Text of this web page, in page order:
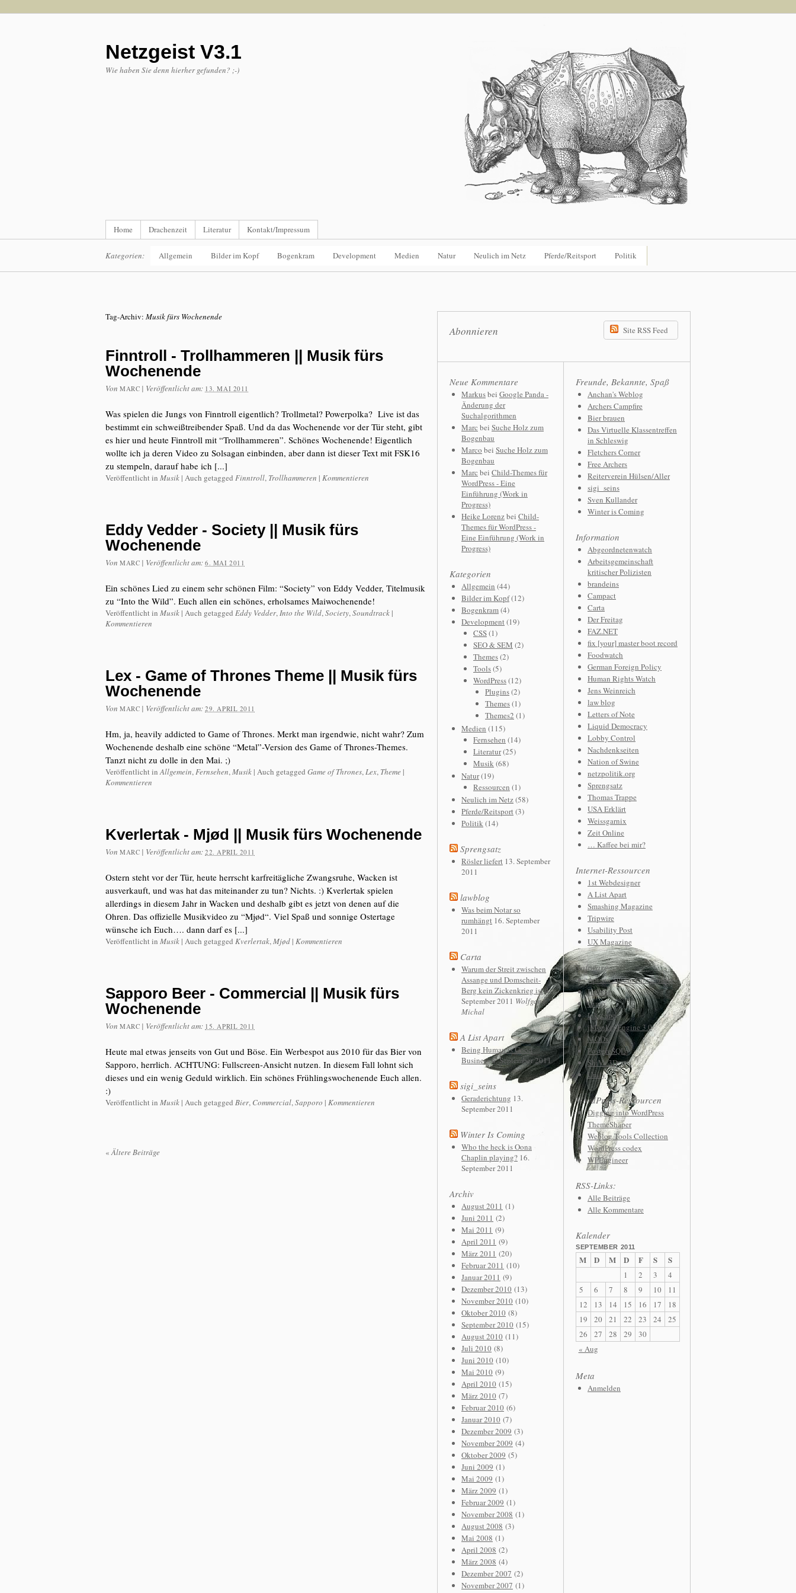
Netzgeist V3.1
Wie haben Sie denn hierher gefunden? ;-)
Home Drachenzeit Literatur Kontakt/Impressum
Kategorien: Allgemein Bilder im Kopf Bogenkram Development Medien Natur Neulich im Netz Pferde/Reitsport Politik
Tag-Archiv: Musik fürs Wochenende
Finntroll - Trollhammeren || Musik fürs
Wochenende
Von MARC | Veröffentlicht am: 13. MAI 2011
Was spielen die Jungs von Finntroll eigentlich? Trollmetal? Powerpolka? Live ist das
bestimmt ein schweißtreibender Spaß. Und da das Wochenende vor der Tür steht, gibt
es hier und heute Finntroll mit “Trollhammeren”. Schönes Wochenende! Eigentlich
wollte ich ja deren Video zu Solsagan einbinden, aber dann ist dieser Text mit FSK16
zu stempeln, darauf habe ich [...]
Veröffentlicht in Musik | Auch getagged Finntroll, Trollhammeren | Kommentieren
Eddy Vedder - Society || Musik fürs
Wochenende
Von MARC | Veröffentlicht am:6. MAI 2011
Ein schönes Lied zu einem sehr schönen Film: “Society” von Eddy Vedder, Titelmusik
zu “Into the Wild”. Euch allen ein schönes, erholsames Maiwochenende!
Veröffentlicht in Musik | Auch getagged Eddy Vedder,Into the Wild,Society,Soundtrack |
Kommentieren
Lex - Game of Thrones Theme || Musik fürs
Wochenende
Von MARC | Veröffentlicht am:29. APRIL 2011
Hm, ja, heavily addicted to Game of Thrones. Merkt man irgendwie, nicht wahr? Zum
Wochenende deshalb eine schöne “Metal”-Version des Game of Thrones-Themes.
Tanzt nicht zu dolle in den Mai. ;)
Veröffentlicht inAllgemein,Fernsehen,Musik | Auch getagged Game of Thrones,Lex, Theme |
Kommentieren
Kverlertak - Mjød || Musik fürs Wochenende
Von MARC | Veröffentlicht am:22. APRIL 2011
Ostern steht vor der Tür, heute herrscht karfreitägliche Zwangsruhe, Wacken ist
ausverkauft, und was hat das miteinander zu tun? Nichts. :) Kverlertak spielen
allerdings in diesem Jahr in Wacken und deshalb gibt es jetzt von denen auf die
Ohren. Das offizielle Musikvideo zu “Mjød“. Viel Spaß und sonnige Ostertage
wünsche ich Euch…. dann darf es [...]
Veröffentlicht in Musik | Auch getagged Kverlertak,Mjød | Kommentieren
Sapporo Beer - Commercial || Musik fürs
Wochenende
Von MARC | Veröffentlicht am: 15. APRIL 2011
Heute mal etwas jenseits von Gut und Böse. Ein Werbespot aus 2010 für das Bier von
Sapporo, herrlich. ACHTUNG: Fullscreen-Ansicht nutzen. In diesem Fall lohnt sich
dieses und ein wenig Geduld wirklich. Ein schönes Frühlingswochenende Euch allen.
:)
Veröffentlicht in Musik | Auch getagged Bier, Commercial,Sapporo | Kommentieren
«Ältere Beiträge
Abonnieren Site RSS Feed
Neue Kommentare
Markusbei Google Panda -
Änderung der
Suchalgorithmen
Marc bei Suche Holz zum
Bogenbau
Marco bei Suche Holz zum
Bogenbau
Marc bei Child-Themes für
WordPress - Eine
Einführung (Work in
Progress)
Heike Lorenzbei Child-
Themes für WordPress -
Eine Einführung (Work in
Progress)
Kategorien
Allgemein (44)
Bilder im Kopf(12)
Bogenkram(4)
Development(19)
CSS(1)
SEO & SEM (2)
Themes(2)
Tools(5)
WordPress(12)
Plugins(2)
Themes(1)
Themes2 (1)
Medien (115)
Fernsehen (14)
Literatur(25)
Musik(68)
Natur(19)
Ressourcen (1)
Neulich im Netz(58)
Pferde/Reitsport(3)
Politik(14)
Sprengsatz
Rösler liefert 13. September
2011
lawblog
Was beim Notar so
rumhängt 16. September
2011
Carta
Warum der Streit zwischen
Assange und Domscheit-
Berg kein Zickenkrieg ist4.
September 2011 Wolfgang
Michal
A List Apart
Being Human is Good
Business6. September 2011
sigi_seins
Geraderichtung 13.
September 2011
Winter Is Coming
Who the heck is Oona
Chaplin playing? 16.
September 2011
Archiv
August 2011 (1)
Juni 2011 (2)
Mai 2011 (9)
April 2011 (9)
März 2011 (20)
Februar 2011 (10)
Januar 2011 (9)
Dezember 2010 (13)
November 2010 (10)
Oktober 2010 (8)
September 2010 (15)
August 2010 (11)
Juli 2010 (8)
Juni 2010 (10)
Mai 2010 (9)
April 2010 (15)
März 2010 (7)
Februar 2010 (6)
Januar 2010 (7)
Dezember 2009 (3)
November 2009 (4)
Oktober 2009 (5)
Juni 2009 (1)
Mai 2009 (1)
März 2009 (1)
Februar 2009 (1)
November 2008 (1)
August 2008 (3)
Mai 2008 (1)
April 2008 (2)
März 2008 (4)
Dezember 2007 (2)
November 2007 (1)
Freunde, Bekannte, Spaß
Anchan's Weblog
Archers Campfire
Bier brauen
Das Virtuelle Klassentreffen
in Schleswig
Fletchers Corner
Free Archers
Reiterverein Hülsen/Aller
sigi_seins
Sven Kullander
Winter is Coming
Information
Abgeordnetenwatch
Arbeitsgemeinschaft
kritischer Polizisten
brandeins
Campact
Carta
Der Freitag
FAZ.NET
fix [your] master boot record
Foodwatch
German Foreign Policy
Human Rights Watch
Jens Weinreich
law blog
Letters of Note
Liquid Democracy
Lobby Control
Nachdenkseiten
Nation of Swine
netzpolitik.org
Sprengsatz
Thomas Trappe
USA Erklärt
Weissgarnix
Zeit Online
… Kaffee bei mir?
Internet-Ressourcen
1st Webdesigner
A List Apart
Smashing Magazine
Tripwire
Usability Post
UX Magazine
Software
Aptana Studio Community
Eclipse
Gimp
Inkscape
jMonkeyEngine 3.0
MODx
PostgreSQL
ShiVa 3D
Unity
WordPress-Ressourcen
Digging into WordPress
ThemeShaper
Weblog Tools Collection
WordPress codex
WPEngineer
RSS-Links:
Alle Beiträge
Alle Kommentare
Kalender
SEPTEMBER 2011
M D M D F S S
« Aug
1 2 3
4
5
6 7 8 9 10
11
12
13 14 15 16 17
18
19
20 21 22 23 24
25
26
27 28 29 30
Meta
Anmelden